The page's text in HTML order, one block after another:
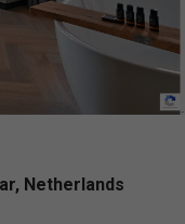
Netherlands